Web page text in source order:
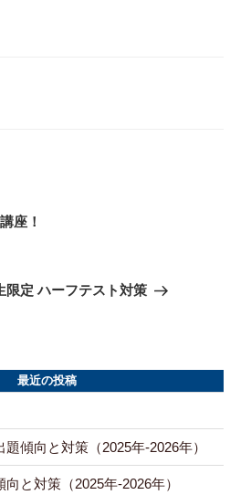
座！
限定 ハーフテスト対策
最近の投稿
傾向と対策（2025年-2026年）
と対策（2025年-2026年）